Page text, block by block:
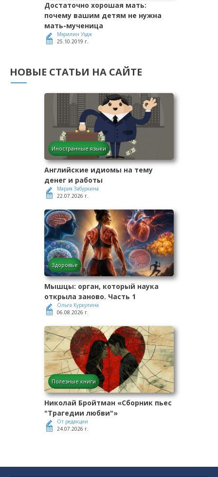
Достаточно хорошая мать:
почему вашим детям не нужна
мать-мученица
Мэрилин Уэдж
25.10.2019 г.
НОВЫЕ СТАТЬИ НА САЙТЕ
Иностранные языки
Английские идиомы на тему
денег и работы
Мария Забуркина
22.07.2026 г.
Здоровье
Мышцы: орган, который наука
открыла заново. Часть 1
Ольга Куркулина
06.08.2026 г.
Полезные книги
Николай Бройтман «Сборник пьес
"Трагедии любви"»
От редакции
24.07.2026 г.